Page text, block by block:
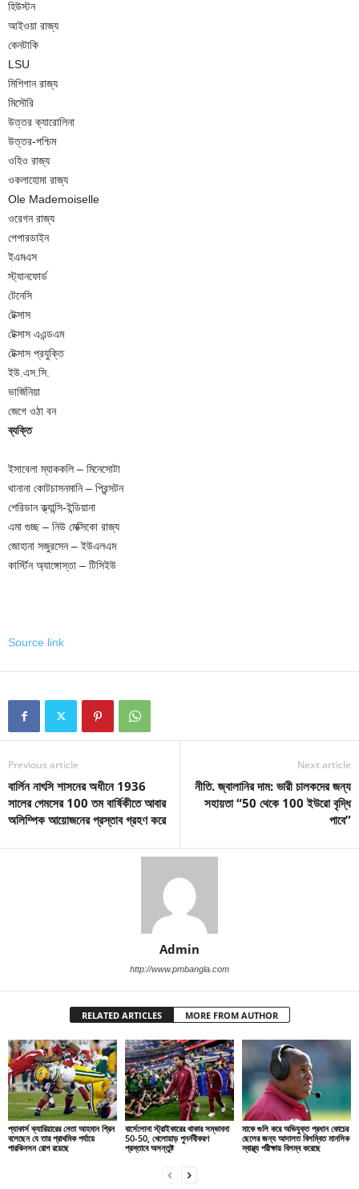
হিউস্টন
আইওয়া রাজ্য
কেনটাকি
LSU
মিশিগান রাজ্য
মিসৌরি
উত্তর ক্যারোলিনা
উত্তর-পশ্চিম
ওহিও রাজ্য
ওকলাহোমা রাজ্য
Ole Mademoiselle
ওরেগন রাজ্য
পেপারডাইন
ইএমএস
স্ট্যানফোর্ড
টেনেসি
টেক্সাস
টেক্সাস এএন্ডএম
টেক্সাস প্রযুক্তি
ইউ.এস.সি.
ভার্জিনিয়া
জেগে ওঠা বন
ব্যক্তি
ইসাবেলা ম্যাককলি – মিনেসোটা
থানানা কোটচাসনমানি – প্রিন্সটন
শেরিডান ক্ল্যান্সি-ইন্ডিয়ানা
এমা গুচ্ছ – নিউ মেক্সিকো রাজ্য
জোহানা সজুরসেন – ইউএলএম
কার্স্টিন অ্যাঙ্গোস্তা – টিসিইউ
Source link
Previous article
বার্লিন নাৎসি শাসনের অধীনে 1936
সালের গেমসের 100 তম বার্ষিকীতে আবার
অলিম্পিক আয়োজনের প্রস্তাব গ্রহণ করে
Next article
নীতি. জ্বালানির দাম: ভারী চালকদের জন্য
সহায়তা “50 থেকে 100 ইউরো বৃদ্ধি
পাবে”
Admin
http://www.pmbangla.com
RELATED ARTICLES MORE FROM AUTHOR
প্যাকার্স ক্যারিয়ারের নেতা আহমান গ্রিন
বলেছেন যে তার প্রাথমিক পর্যায়ে
পারকিনসন রোগ রয়েছে
বার্সেলোনা স্ট্রাইকারের থাকার সম্ভাবনা
50-50, খেলোয়াড় পুনর্নবীকরণ
প্রস্তাবে অসন্তুষ্ট
মাকে গুলি করে অভিযুক্ত প্রধান কোচের
ছেলের জন্য আদালত বিলম্বিত মানসিক
স্বাস্থ্য পরীক্ষায় বিলম্ব করেছে